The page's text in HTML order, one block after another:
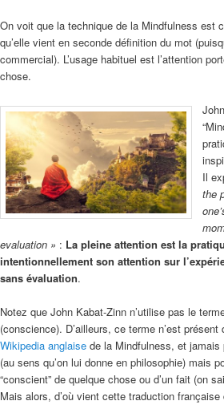
On voit que la technique de la Mindfulness est
qu’elle vient en seconde définition du mot
commercial). L’usage habituel est l’attention
chose.
Il
the
evaluation » : La pleine attention est la
intentionnellement son attention sur
sans évaluation.
Notez que John Kabat-Zinn n’utilise pas le
(conscience). D’ailleurs, ce terme n’est
Wikipedia anglaise de la Mindfulness, et
(au sens qu’on lui donne en philosophie) mais
“conscient” de quelque chose ou d’un fait (on
Mais alors, d’où vient cette traduction française